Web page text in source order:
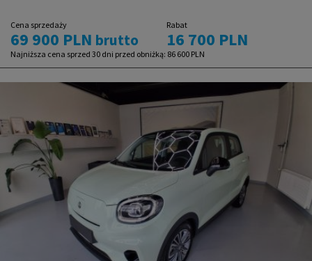
Cena sprzedaży
69 900 PLN brutto
Rabat
16 700 PLN
Najniższa cena sprzed 30 dni przed obniżką: 86 600 PLN